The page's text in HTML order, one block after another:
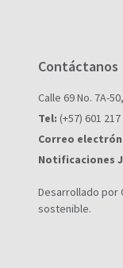
Contáctanos
Calle 69 No. 7A-
Tel: (+57) 601
Correo
Notificaciones
Desarrollado por
sostenible.